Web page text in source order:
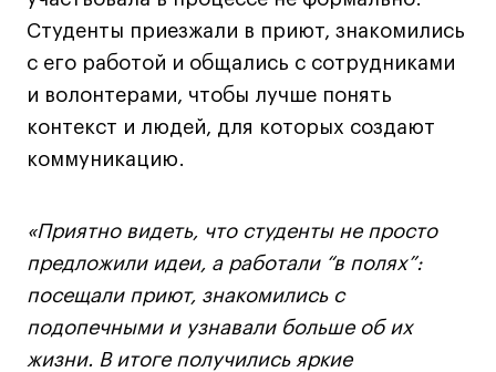
Студенты приезжали в приют, знакомились
с его работой и общались с сотрудниками
и волонтерами, чтобы лучше понять
контекст и людей, для которых создают
коммуникацию.
«Приятно видеть, что студенты не просто
предложили идеи, а работали “в полях”:
посещали приют, знакомились с
подопечными и узнавали больше об их
жизни. В итоге получились яркие